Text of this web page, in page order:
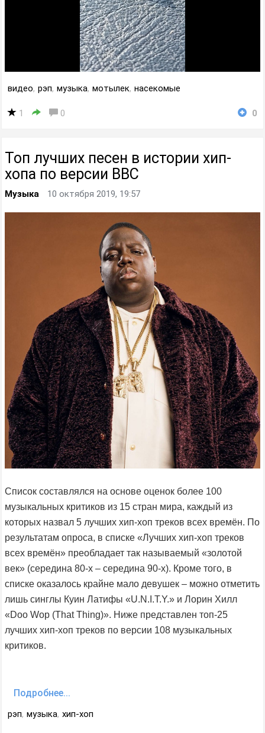
видео, рэп, музыка, мотылек, насекомые
1 0 0
Топ лучших песен в истории хип-
хопа по версии BBC
Музыка 10 октября 2019, 19:57
Список составлялся на основе оценок более 100
музыкальных критиков из 15 стран мира, каждый из
которых назвал 5 лучших хип-хоп треков всех времён. По
результатам опроса, в списке «Лучших хип-хоп треков
всех времён» преобладает так называемый «золотой
век» (середина 80-х – середина 90-х). Кроме того, в
списке оказалось крайне мало девушек – можно отметить
лишь синглы Куин Латифы «U.N.I.T.Y.» и Лорин Хилл
«Doo Wop (That Thing)». Ниже представлен топ-25
лучших хип-хоп треков по версии 108 музыкальных
критиков.
Подробнее...
рэп, музыка, хип-хоп